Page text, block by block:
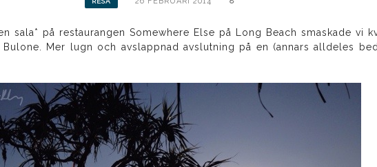
sala* på restaurangen Somewhere Else på Long Beach smaskade vi
Mer lugn och avslappnad avslutning på en (annars alldeles